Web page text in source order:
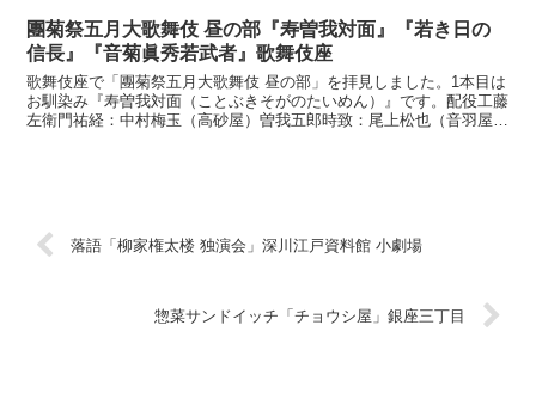
團菊祭五月大歌舞伎 昼の部『寿曽我対面』『若き日の
信長』『音菊眞秀若武者』歌舞伎座
歌舞伎座で「團菊祭五月大歌舞伎 昼の部」を拝見しました。1本目は
お馴染み『寿曽我対面（ことぶきそがのたいめん）』です。配役工藤
左衛門祐経：中村梅玉（高砂屋）曽我五郎時致：尾上松也（音羽屋）
落語「柳家権太楼 独演会」深川江戸資料館 小劇場
惣菜サンドイッチ「チョウシ屋」銀座三丁目